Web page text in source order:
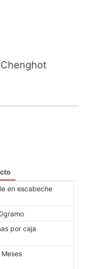
en escabeche
por caja
Meses